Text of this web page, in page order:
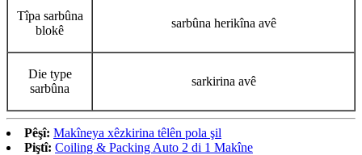
Tîpa sarbûna
blokê
sarbûna herikîna avê
Die type
sarbûna
sarkirina avê
Pêşî: Makîneya xêzkirina têlên pola şil
Piştî: Coiling & Packing Auto 2 di 1 Makîne